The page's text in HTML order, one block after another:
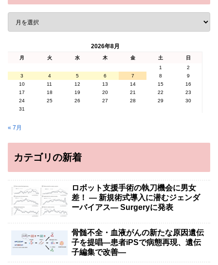
2026年8月
月 火 水 木 金 土
日
1
2
3
4 5 6 7 8
9
10
11 12 13 14 15
16
17
18 19 20 21 22
23
24
25 26 27 28 29
30
31
« 7月
カテゴリの新着
ロボット支援手術の執刀機会に男女
差！ — 新規術式導入に潜むジェンダ
ーバイアス— Surgeryに発表
骨髄不全・血液がんの新たな原因遺伝
子を提唱―患者iPSで病態再現、遺伝
子編集で改善―